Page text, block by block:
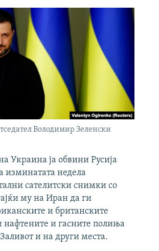
Володимир Зеленски
Украина ја обвини Русија
изминатата недела
сателитски снимки со
му на Иран да ги
и британските
нафтените и гасните полиња
и на други места.